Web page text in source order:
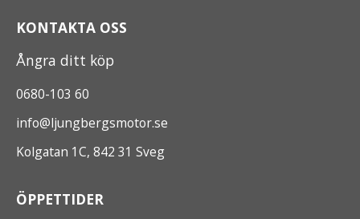
KONTAKTA OSS
Ångra ditt köp
0680-103 60
info@ljungbergsmotor.se
Kolgatan 1C, 842 31 Sveg
ÖPPETTIDER